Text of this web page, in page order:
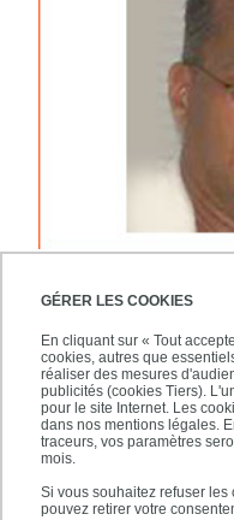
GÉRER LES COOKIES
En cliquant sur « Tout
cookies, autres que
réaliser des mesures
publicités (cookies Tiers).
pour le site Internet. Les
dans nos mentions légales.
traceurs, vos paramètres
mois.
Si vous souhaitez refuser
pouvez retirer votre
RODRÍGUEZ